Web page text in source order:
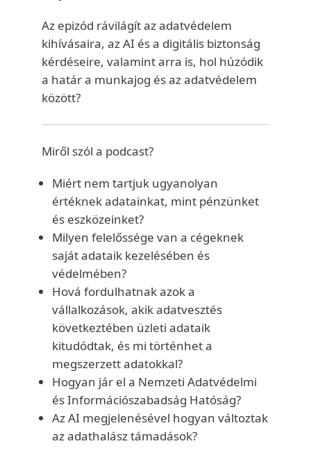
Az epizód rávilágít az adatvédelem
kihívásaira, az AI és a digitális biztonság
kérdéseire, valamint arra is, hol húzódik
a határ a munkajog és az adatvédelem
között?
Miről szól a podcast?
Miért nem tartjuk ugyanolyan
értéknek adatainkat, mint pénzünket
és eszközeinket?
Milyen felelőssége van a cégeknek
saját adataik kezelésében és
védelmében?
Hová fordulhatnak azok a
vállalkozások, akik adatvesztés
következtében üzleti adataik
kitudódtak, és mi történhet a
megszerzett adatokkal?
Hogyan jár el a Nemzeti Adatvédelmi
és Információszabadság Hatóság?
Az AI megjelenésével hogyan változtak
az adathalász támadások?